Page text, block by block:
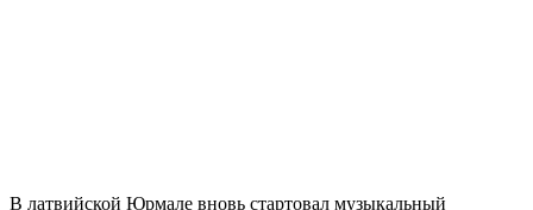
В латвийской Юрмале вновь стартовал музыкальный